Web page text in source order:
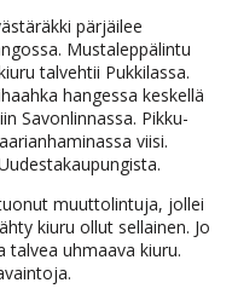
pärjäilee
Mustaleppälintu
talvehtii Pukkilassa.
hangessa keskellä
Savonlinnassa. Pikku-
viisi.
muuttolintuja, jollei
kiuru ollut sellainen. Jo
talvea uhmaava kiuru.